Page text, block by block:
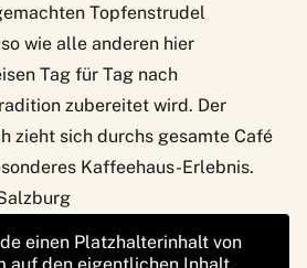
Topfenstrudel
wie alle anderen hier
Tag für Tag nach
zubereitet wird. Der
zieht sich durchs gesamte Café
Kaffeehaus-Erlebnis.
einen Platzhalterinhalt von